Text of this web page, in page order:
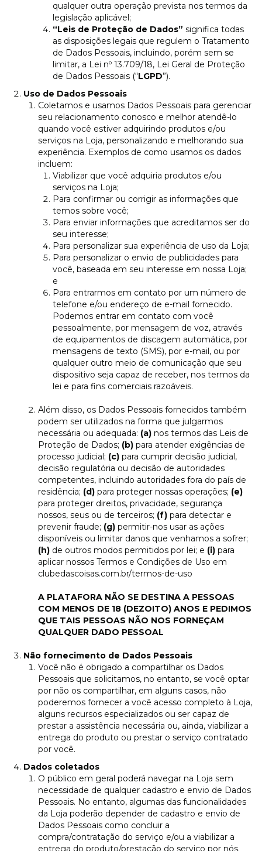
qualquer outra operação prevista nos termos da
legislação aplicável;
“Leis de Proteção de Dados” significa todas
as disposições legais que regulem o Tratamento
de Dados Pessoais, incluindo, porém sem se
limitar, a Lei nº 13.709/18, Lei Geral de Proteção
de Dados Pessoais (“LGPD”).
Uso de Dados Pessoais
Coletamos e usamos Dados Pessoais para gerenciar
seu relacionamento conosco e melhor atendê-lo
quando você estiver adquirindo produtos e/ou
serviços na Loja, personalizando e melhorando sua
experiência. Exemplos de como usamos os dados
incluem:
Viabilizar que você adquiria produtos e/ou
serviços na Loja;
Para confirmar ou corrigir as informações que
temos sobre você;
Para enviar informações que acreditamos ser do
seu interesse;
Para personalizar sua experiência de uso da Loja;
Para personalizar o envio de publicidades para
você, baseada em seu interesse em nossa Loja;
e
Para entrarmos em contato por um número de
telefone e/ou endereço de e-mail fornecido.
Podemos entrar em contato com você
pessoalmente, por mensagem de voz, através
de equipamentos de discagem automática, por
mensagens de texto (SMS), por e-mail, ou por
qualquer outro meio de comunicação que seu
dispositivo seja capaz de receber, nos termos da
lei e para fins comerciais razoáveis.
Além disso, os Dados Pessoais fornecidos também
podem ser utilizados na forma que julgarmos
necessária ou adequada: (a) nos termos das Leis de
Proteção de Dados; (b) para atender exigências de
processo judicial; (c) para cumprir decisão judicial,
decisão regulatória ou decisão de autoridades
competentes, incluindo autoridades fora do país de
residência; (d) para proteger nossas operações; (e)
para proteger direitos, privacidade, segurança
nossos, seus ou de terceiros; (f) para detectar e
prevenir fraude; (g) permitir-nos usar as ações
disponíveis ou limitar danos que venhamos a sofrer;
(h) de outros modos permitidos por lei; e (i) para
aplicar nossos Termos e Condições de Uso em
clubedascoisas.com.br/termos-de-uso
A PLATAFORA NÃO SE DESTINA A PESSOAS
COM MENOS DE 18 (DEZOITO) ANOS E PEDIMOS
QUE TAIS PESSOAS NÃO NOS FORNEÇAM
QUALQUER DADO PESSOAL
Não fornecimento de Dados Pessoais
Você não é obrigado a compartilhar os Dados
Pessoais que solicitamos, no entanto, se você optar
por não os compartilhar, em alguns casos, não
poderemos fornecer a você acesso completo à Loja,
alguns recursos especializados ou ser capaz de
prestar a assistência necessária ou, ainda, viabilizar a
entrega do produto ou prestar o serviço contratado
por você.
Dados coletados
O público em geral poderá navegar na Loja sem
necessidade de qualquer cadastro e envio de Dados
Pessoais. No entanto, algumas das funcionalidades
da Loja poderão depender de cadastro e envio de
Dados Pessoais como concluir a
compra/contratação do serviço e/ou a viabilizar a
entrega do produto/prestação do serviço por nós.